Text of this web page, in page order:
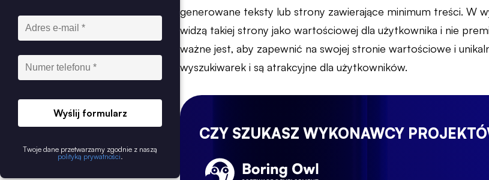
Wyślij formularz
Twoje dane przetwarzamy zgodnie z naszą
polityką prywatności
generowane teksty lub strony zawierające minimum treści. W
widzą takiej strony jako wartościowej dla użytkownika i nie
ważne jest, aby zapewnić na swojej stronie wartościowe i
wyszukiwarek i są atrakcyjne dla użytkowników.
CZY SZUKASZ WYKONAWCY